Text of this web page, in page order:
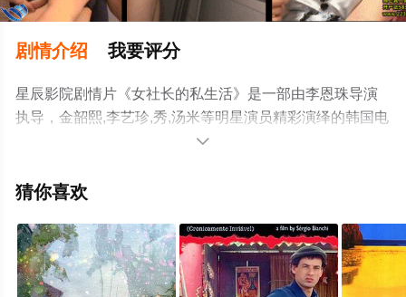
剧情介绍 我要评分
星辰影院剧情片《女社长的私生活》是一部由李恩珠导演
执导，金韶熙,李艺珍,秀,汤米等明星演员精彩演绎的韩国电
影，手机免费观看高清无删减完整版电影大全就上星辰电
等平台了解。

猜你喜欢